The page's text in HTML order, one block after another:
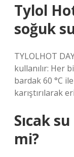
Tylol
soğuk
TYLOLHOT
kullanılır: Her
bardak 60 °C
karıştırılarak
Sıcak
mi?